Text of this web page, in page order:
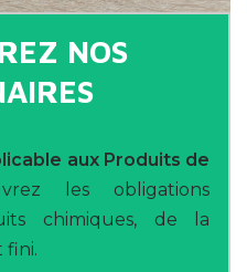
NOS
aux Produits de
les obligations
chimiques, de la
fini.